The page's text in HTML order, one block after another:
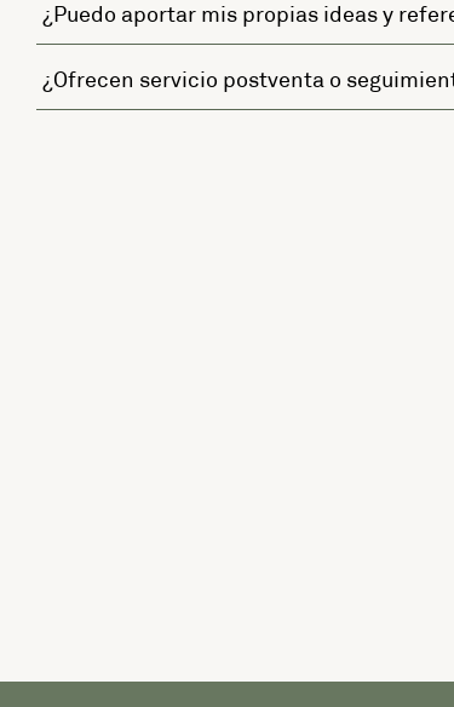
¿Puedo aportar mis propias ideas y
¿Ofrecen servicio postventa o